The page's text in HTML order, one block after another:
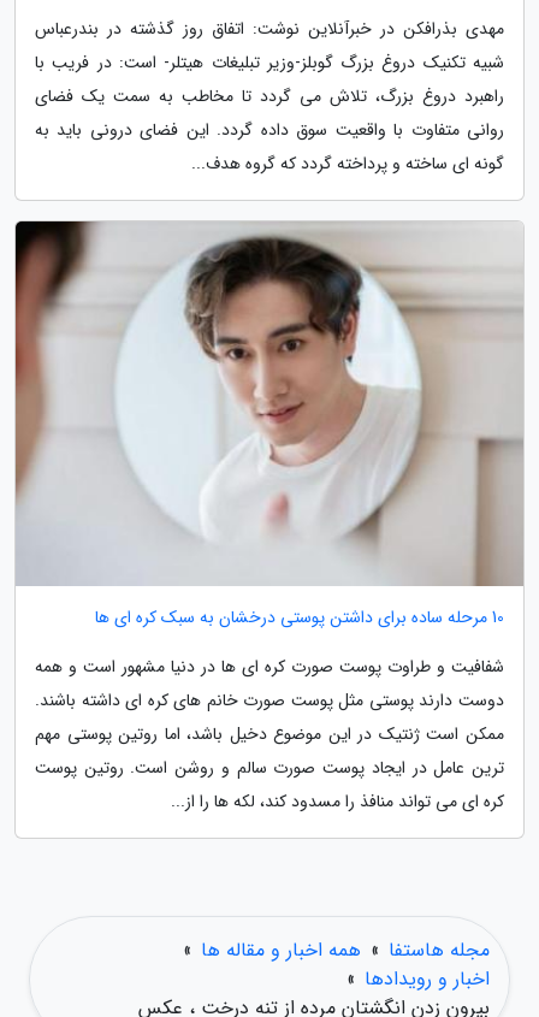
مهدی بذرافکن در خبرآنلاین نوشت: اتفاق روز گذشته در بندرعباس
شبیه تکنیک دروغ بزرگ گوبلز-وزیر تبلیغات هیتلر- است: در فریب با
راهبرد دروغ بزرگ، تلاش می گردد تا مخاطب به سمت یک فضای
روانی متفاوت با واقعیت سوق داده گردد. این فضای درونی باید به
گونه ای ساخته و پرداخته گردد که گروه هدف...
10 مرحله ساده برای داشتن پوستی درخشان به سبک کره ای ها
شفافیت و طراوت پوست صورت کره ای ها در دنیا مشهور است و همه
دوست دارند پوستی مثل پوست صورت خانم های کره ای داشته باشند.
ممکن است ژنتیک در این موضوع دخیل باشد، اما روتین پوستی مهم
ترین عامل در ایجاد پوست صورت سالم و روشن است. روتین پوست
کره ای می تواند منافذ را مسدود کند، لکه ها را از...
مجله هاستفا » همه اخبار و مقاله ها »
اخبار و رویدادها »
بیرون زدن انگشتان مرده از تنه درخت ، عکس